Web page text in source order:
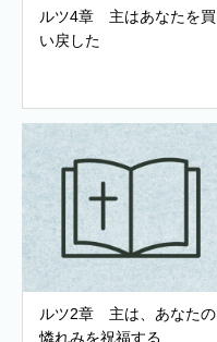
ルツ4章 主はあなたを買
い戻した
ルツ2章 主は、あなたの
憐れみを祝福する